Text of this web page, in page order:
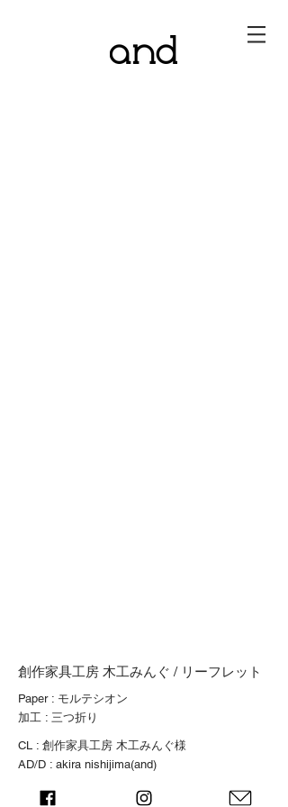
創作家具工房 木工みんぐ / リーフレット
Paper : モルテシオン
​加工 : 三つ折り
CL : 創作家具工房 木工みんぐ様
AD/D : akira nishijima(and)
back